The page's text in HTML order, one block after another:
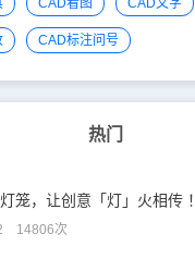
CAD看图 CAD文字
CAD标注问号
热门
笼，让创意「灯」火相传 ！
14806次